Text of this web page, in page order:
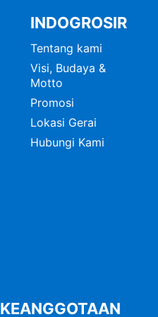
INDOGROSIR
Tentang kami
Visi, Budaya &
Motto
Promosi
Lokasi Gerai
Hubungi Kami
KEANGGOTAAN